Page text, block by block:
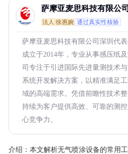
萨摩亚麦思科技有限公
表处
法人:徐惠婉 通过真实性核验
萨摩亚麦思科技有限公司深圳代
成立于2014年，专业从事感压纸
司专注于引进国际先进量测技术
系统开发解决方案，以精准满足
域的高端需求。凭借前瞻性技术
持续为客户提供高效、可靠的测
心竞争力。
介绍： 本文解析无气喷涂设备的常用